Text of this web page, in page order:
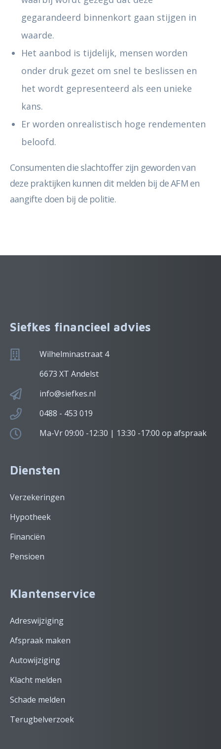
gegarandeerd binnenkort gaan stijgen in
waarde.
Het aanbod is tijdelijk, mensen worden
onder druk gezet om snel te beslissen en
het wordt gepresenteerd als een unieke
kans.
Er worden onrealistisch hoge rendementen
beloofd.
Consumenten die slachtoffer zijn geworden van
deze praktijken kunnen dit melden bij de AFM en
aangifte doen bij de politie.
Siefkes financieel advies
Wilhelminastraat 4
6673 XT Andelst
info@siefkes.nl
0488 - 453 019
Ma-Vr 09:00 -12:30 | 13:30 -17:00 op afspraak
Diensten
Verzekeringen
Hypotheek
Financiën
Pensioen
Klantenservice
Adreswijziging
Afspraak maken
Autowijziging
Klacht melden
Schade melden
Terugbelverzoek